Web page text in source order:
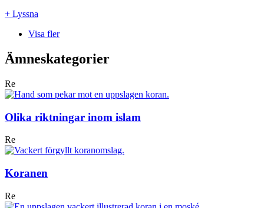
+ Lyssna
Visa fler
Ämneskategorier
Re
Olika riktningar inom islam
Re
Koranen
Re